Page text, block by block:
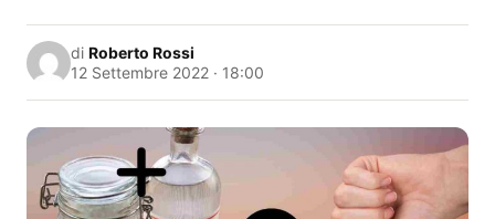
di Roberto Rossi
12 Settembre 2022 · 18:00